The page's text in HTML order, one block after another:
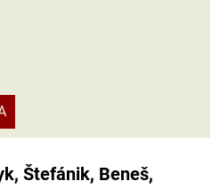
Štefánik, Beneš,